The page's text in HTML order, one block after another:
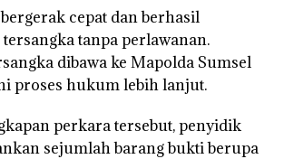
cepat dan berhasil
tanpa perlawanan.
dibawa ke Mapolda Sumsel
proses hukum lebih lanjut.
perkara tersebut, penyidik
sejumlah barang bukti berupa